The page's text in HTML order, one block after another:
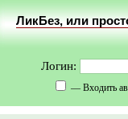
ЛикБез, или
Логин:
— Входить